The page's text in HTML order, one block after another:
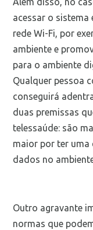
acessar o sistema
rede Wi-Fi, por
ambiente e
para o ambiente
Qualquer pessoa
conseguirá
duas premissas
telessaúde: são
maior por ter uma
dados no
Outro agravante
normas que